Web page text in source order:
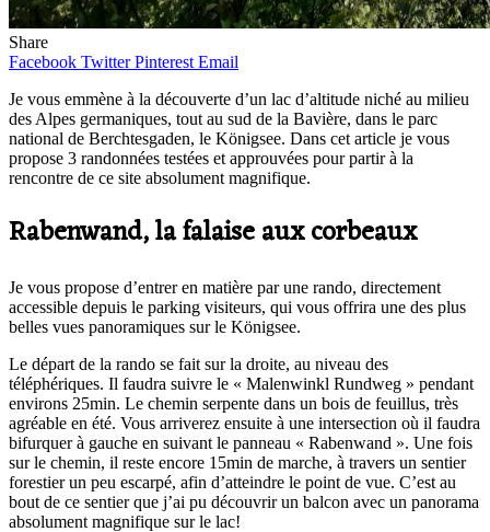
Share
Facebook Twitter Pinterest Email
Je vous emmène à la découverte d’un lac d’altitude niché au milieu
des Alpes germaniques, tout au sud de la Bavière, dans le parc
national de Berchtesgaden, le Königsee. Dans cet article je vous
propose 3 randonnées testées et approuvées pour partir à la
rencontre de ce site absolument magnifique.
Rabenwand, la falaise aux corbeaux
Je vous propose d’entrer en matière par une rando, directement
accessible depuis le parking visiteurs, qui vous offrira une des plus
belles vues panoramiques sur le Königsee.
Le départ de la rando se fait sur la droite, au niveau des
téléphériques. Il faudra suivre le « Malenwinkl Rundweg » pendant
environs 25min. Le chemin serpente dans un bois de feuillus, très
agréable en été. Vous arriverez ensuite à une intersection où il faudra
bifurquer à gauche en suivant le panneau « Rabenwand ». Une fois
sur le chemin, il reste encore 15min de marche, à travers un sentier
forestier un peu escarpé, afin d’atteindre le point de vue. C’est au
bout de ce sentier que j’ai pu découvrir un balcon avec un panorama
absolument magnifique sur le lac!